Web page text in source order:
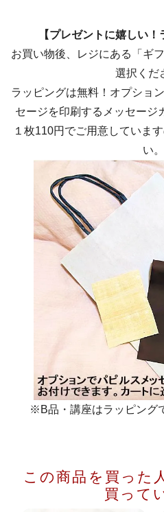
【プレゼントに嬉しい！
お買い物後、レジにある「ギ
選択くだ
ラッピングは無料！オプショ
セージを印刷するメッセージ
１枚110円でご用意していま
い。
※B品・講座はラッピング
この商品を買った
買って